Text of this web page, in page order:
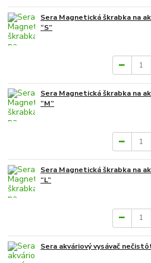
Sera Magnetická škrabka na
“S”
Sera Magnetická škrabka na
“M”
Sera Magnetická škrabka na
“L”
Sera akváriový vysávač